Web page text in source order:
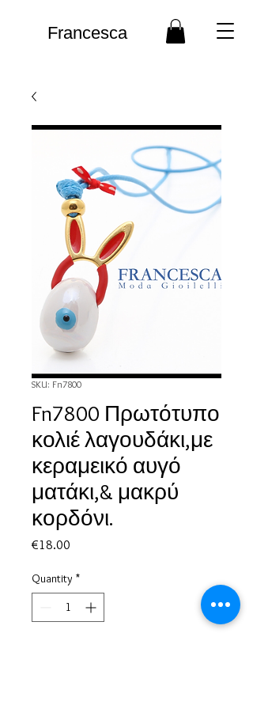
Francesca
SKU: Fn7800
Fn7800 Πρωτότυπο
κολιέ λαγουδάκι,με
κεραμεικό αυγό
ματάκι,& μακρύ
κορδόνι.
€18.00
Quantity *